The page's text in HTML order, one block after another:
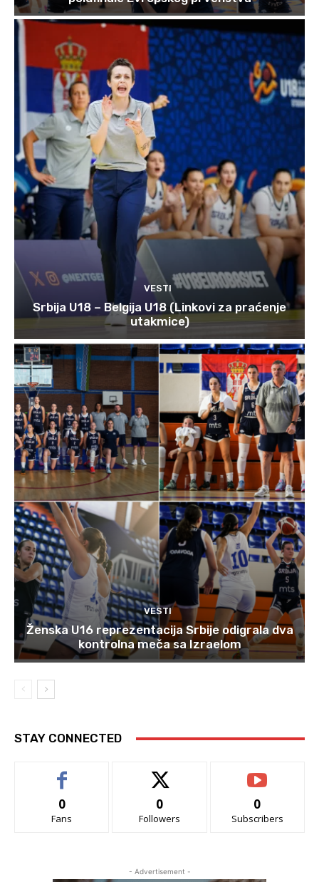
VESTI
Srbija U18 – Belgija U18 (Linkovi za praćenje
utakmice)
VESTI
Ženska U16 reprezentacija Srbije odigrala dva
kontrolna meča sa Izraelom
STAY CONNECTED
0
Fans
0
Followers
0
Subscribers
- Advertisement -